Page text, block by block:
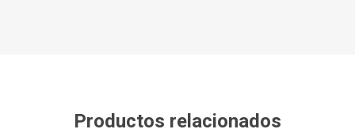
Productos relacionados